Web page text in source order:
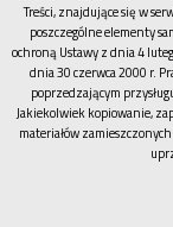
Treści, znajdujące się w
poszczególne elementy
ochroną Ustawy z dnia 4
dnia 30 czerwca 2000 r.
poprzedzającym
Jakiekolwiek kopiowanie,
materiałów